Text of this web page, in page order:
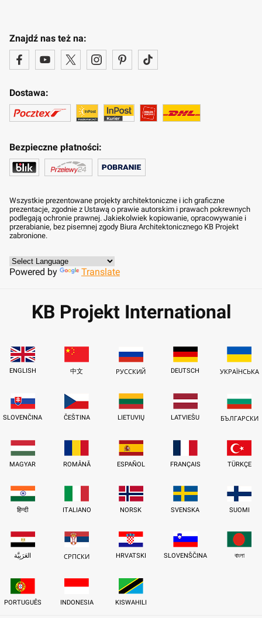
Znajdź nas też na:
Dostawa:
Bezpieczne płatności:
Wszystkie prezentowane projekty architektoniczne i ich graficzne
prezentacje, zgodnie z Ustawą o prawie autorskim i prawach pokrewnych
podlegają ochronie prawnej. Jakiekolwiek kopiowanie, opracowywanie i
przerabianie, bez pisemnej zgody Biura Architektonicznego KB Projekt
zabronione.
Powered by Translate
KB Projekt International
ENGLISH 中文 РУССКИЙ DEUTSCH УКРАЇНСЬКА
SLOVENČINA ČEŠTINA LIETUVIŲ LATVIEŠU БЪЛГАРСКИ
MAGYAR ROMÂNĂ ESPAÑOL FRANÇAIS TÜRKÇE
हिन्दी ITALIANO NORSK SVENSKA SUOMI
العَرَبِيَّة СРПСКИ HRVATSKI SLOVENŠČINA বাংলা
PORTUGUÊS INDONESIA KISWAHILI